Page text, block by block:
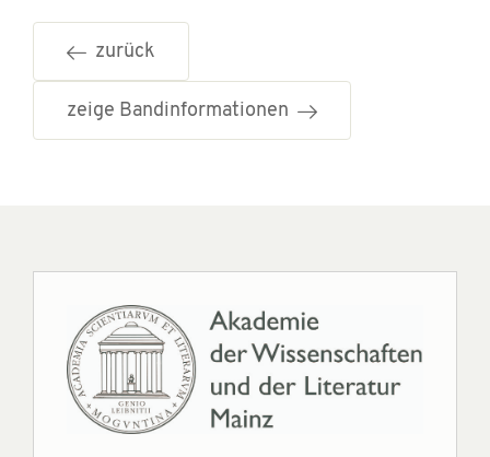
zurück
zeige Bandinformationen